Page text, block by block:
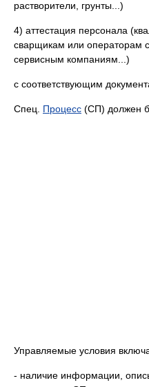
растворители, грунты...)
4) аттестация персонала
сварщикам или операторам
сервисным компаниям...)
с соответствующим
Спец. Процесс (СП) должен
Управляемые условия
- наличие информации,